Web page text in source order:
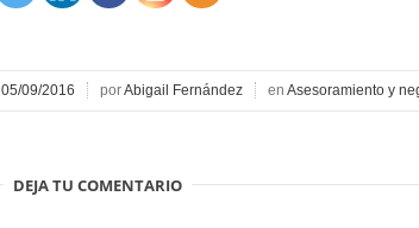
05/09/2016 porAbigail Fernández en Asesoramiento y
DEJA TU COMENTARIO